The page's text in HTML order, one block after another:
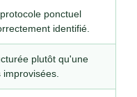
ponctuel
identifié.
plutôt qu'une